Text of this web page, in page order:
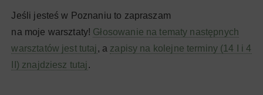
Jeśli jesteś w Poznaniu to zapraszam
na moje warsztaty! Głosowanie na tematy następnych
warsztatów jest tutaj , a zapisy na kolejne terminy (14 I i 4
II) znajdziesz tutaj .